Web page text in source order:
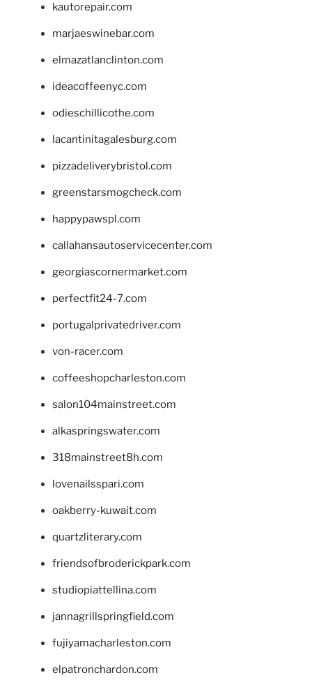
kautorepair.com
marjaeswinebar.com
elmazatlanclinton.com
ideacoffeenyc.com
odieschillicothe.com
lacantinitagalesburg.com
pizzadeliverybristol.com
greenstarsmogcheck.com
happypawspl.com
callahansautoservicecenter.com
georgiascornermarket.com
perfectfit24-7.com
portugalprivatedriver.com
von-racer.com
coffeeshopcharleston.com
salon104mainstreet.com
alkaspringswater.com
318mainstreet8h.com
lovenailsspari.com
oakberry-kuwait.com
quartzliterary.com
friendsofbroderickpark.com
studiopiattellina.com
jannagrillspringfield.com
fujiyamacharleston.com
elpatronchardon.com